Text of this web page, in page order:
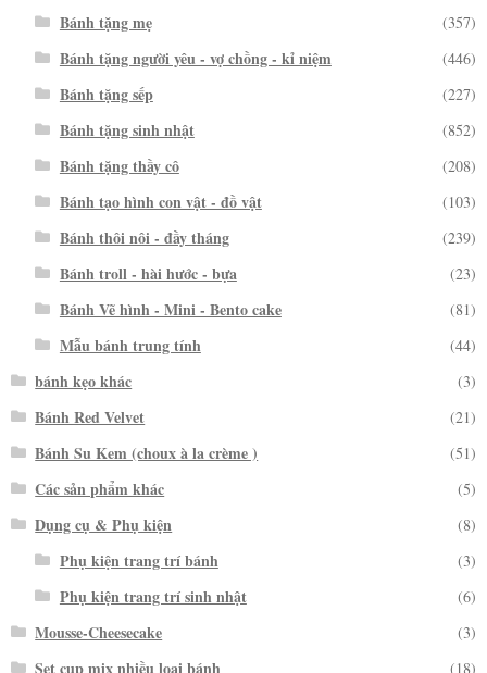
Bánh tặng mẹ (357)
Bánh tặng người yêu - vợ chồng - kỉ niệm (446)
Bánh tặng sếp (227)
Bánh tặng sinh nhật (852)
Bánh tặng thầy cô (208)
Bánh tạo hình con vật - đồ vật (103)
Bánh thôi nôi - đầy tháng (239)
Bánh troll - hài hước - bựa (23)
Bánh Vẽ hình - Mini - Bento cake (81)
Mẫu bánh trung tính (44)
bánh kẹo khác (3)
Bánh Red Velvet (21)
Bánh Su Kem (choux à la crème ) (51)
Các sản phẩm khác (5)
Dụng cụ & Phụ kiện (8)
Phụ kiện trang trí bánh (3)
Phụ kiện trang trí sinh nhật (6)
Mousse-Cheesecake (3)
Set cup mix nhiều loại bánh (18)